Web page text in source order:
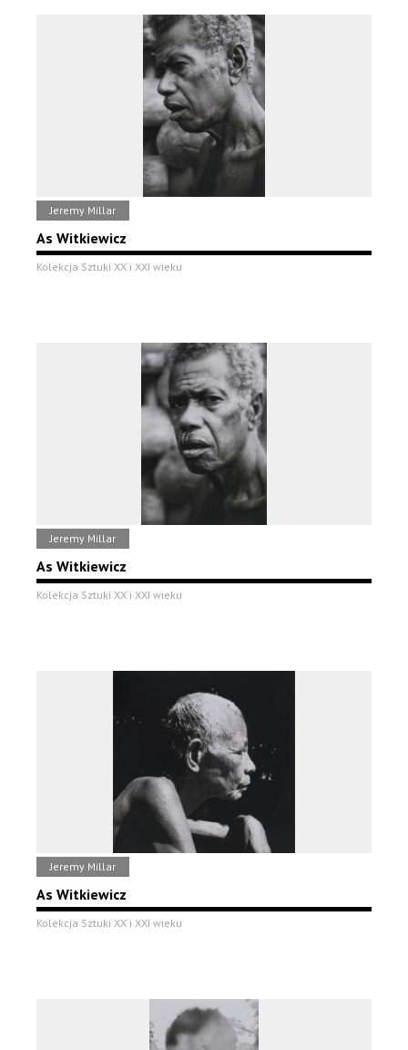
Jeremy Millar
As Witkiewicz
Kolekcja Sztuki XX i XXI wieku
Jeremy Millar
As Witkiewicz
Kolekcja Sztuki XX i XXI wieku
Jeremy Millar
As Witkiewicz
Kolekcja Sztuki XX i XXI wieku